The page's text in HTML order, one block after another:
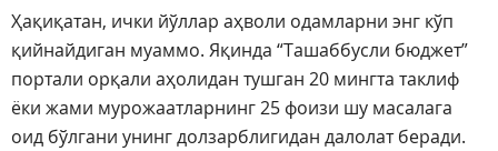
Ҳақиқатан, ички йўллар аҳволи одамларни энг кўп
қийнайдиган муаммо. Яқинда “Ташаббусли бюджет”
портали орқали аҳолидан тушган 20 мингта таклиф
ёки жами мурожаатларнинг 25 фоизи шу масалага
оид бўлгани унинг долзарблигидан далолат беради.